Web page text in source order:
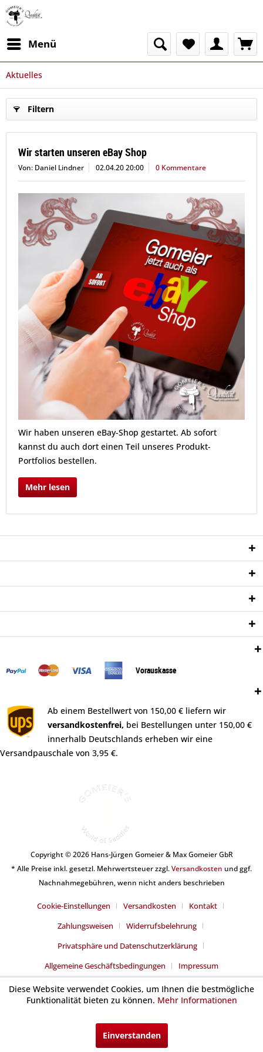
Menü
Aktuelles
Filtern
Wir starten unseren eBay Shop
Von: Daniel Lindner 02.04.20 20:00 0 Kommentare
Wir haben unseren eBay-Shop gestartet. Ab sofort
kannst du auch dort einen Teil unseres Produkt-
Portfolios bestellen.
Mehr lesen
Vorauskasse
Ab einem Bestellwert von 150,00 € liefern wir
versandkostenfrei, bei Bestellungen unter 150,00 €
innerhalb Deutschlands erheben wir eine
Versandpauschale von 3,95 €.
Copyright © 2026 Hans-Jürgen Gomeier & Max Gomeier GbR
* Alle Preise inkl. gesetzl. Mehrwertsteuer zzgl.Versandkosten und ggf.
Nachnahmegebühren, wenn nicht anders beschrieben
Cookie-Einstellungen Versandkosten
Kontakt
Zahlungsweisen
Widerrufsbelehrung
Privatsphäre und Datenschutzerklärung
Allgemeine Geschäftsbedingungen
Impressum
Diese Website verwendet Cookies, um Ihnen die bestmögliche
Funktionalität bieten zu können. Mehr Informationen
Einverstanden